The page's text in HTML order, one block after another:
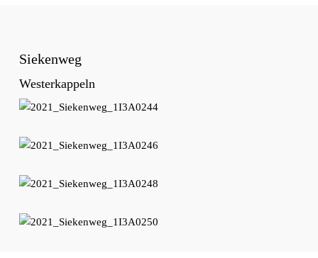
Siekenweg
Westerkappeln